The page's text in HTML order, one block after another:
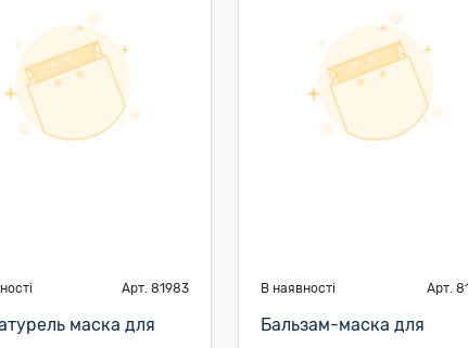
Арт. 81983
маска для
В наявності Арт.
Бальзам-маска для